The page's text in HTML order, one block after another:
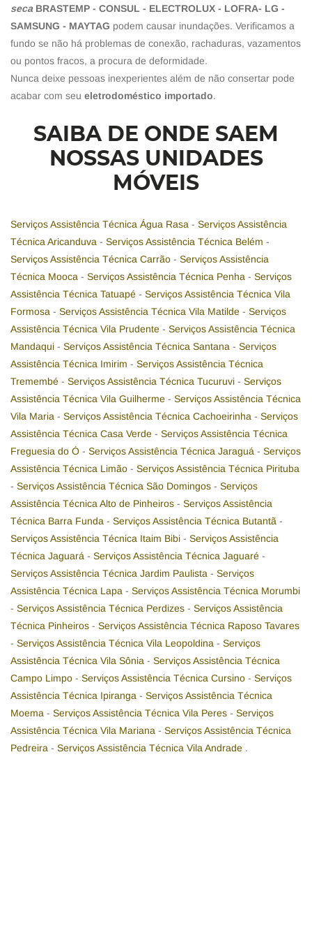
seca BRASTEMP - CONSUL - ELECTROLUX - LOFRA- LG -
SAMSUNG - MAYTAG podem causar inundações. Verificamos a
fundo se não há problemas de conexão, rachaduras, vazamentos
ou pontos fracos, a procura de deformidade.
Nunca deixe pessoas inexperientes além de não consertar pode
acabar com seu eletrodoméstico importado.
SAIBA DE ONDE SAEM
NOSSAS UNIDADES
MÓVEIS
Serviços Assistência Técnica Água Rasa - Serviços Assistência
Técnica Aricanduva - Serviços Assistência Técnica Belém -
Serviços Assistência Técnica Carrão - Serviços Assistência
Técnica Mooca - Serviços Assistência Técnica Penha - Serviços
Assistência Técnica Tatuapé - Serviços Assistência Técnica Vila
Formosa - Serviços Assistência Técnica Vila Matilde - Serviços
Assistência Técnica Vila Prudente - Serviços Assistência Técnica
Mandaqui - Serviços Assistência Técnica Santana - Serviços
Assistência Técnica Imirim - Serviços Assistência Técnica
Tremembé - Serviços Assistência Técnica Tucuruvi - Serviços
Assistência Técnica Vila Guilherme - Serviços Assistência Técnica
Vila Maria - Serviços Assistência Técnica Cachoeirinha - Serviços
Assistência Técnica Casa Verde - Serviços Assistência Técnica
Freguesia do Ó - Serviços Assistência Técnica Jaraguá - Serviços
Assistência Técnica Limão - Serviços Assistência Técnica Pirituba
- Serviços Assistência Técnica São Domingos - Serviços
Assistência Técnica Alto de Pinheiros - Serviços Assistência
Técnica Barra Funda - Serviços Assistência Técnica Butantã -
Serviços Assistência Técnica Itaim Bibi - Serviços Assistência
Técnica Jaguará - Serviços Assistência Técnica Jaguaré -
Serviços Assistência Técnica Jardim Paulista - Serviços
Assistência Técnica Lapa - Serviços Assistência Técnica Morumbi
- Serviços Assistência Técnica Perdizes - Serviços Assistência
Técnica Pinheiros - Serviços Assistência Técnica Raposo Tavares
- Serviços Assistência Técnica Vila Leopoldina - Serviços
Assistência Técnica Vila Sônia - Serviços Assistência Técnica
Campo Limpo - Serviços Assistência Técnica Cursino - Serviços
Assistência Técnica Ipiranga - Serviços Assistência Técnica
Moema - Serviços Assistência Técnica Vila Peres - Serviços
Assistência Técnica Vila Mariana - Serviços Assistência Técnica
Pedreira - Serviços Assistência Técnica Vila Andrade .